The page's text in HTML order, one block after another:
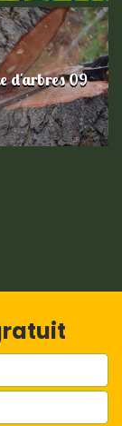
d'arbres 09